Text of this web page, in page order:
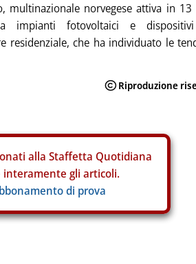
norvegese attiva in 13
impianti fotovoltaici e
residenziale, che ha individuato le
alla Staffetta Quotidiana
interamente gli articoli.
di prova